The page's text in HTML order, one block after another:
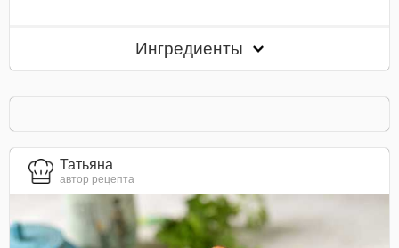
Ингредиенты
Татьяна
автор рецепта